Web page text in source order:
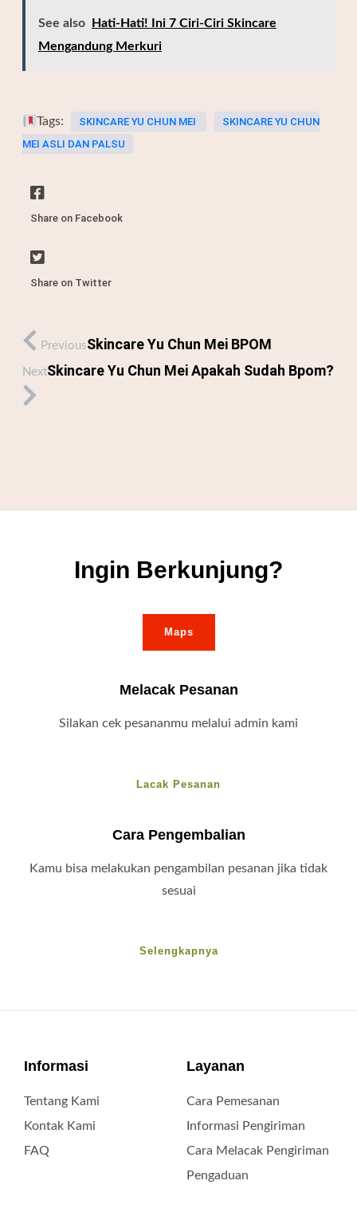
See also
Hati-Hati! Ini 7 Ciri-Ciri Skincare
Mengandung Merkuri
Tags: SKINCARE YU CHUN MEI
SKINCARE YU CHUN
MEI ASLI DAN PALSU
Share on Facebook
Share on Twitter
PreviousSkincare Yu Chun Mei BPOM
NextSkincare Yu Chun Mei Apakah Sudah Bpom?
Ingin Berkunjung?
Maps
Melacak Pesanan
Silakan cek pesananmu melalui admin kami
Lacak Pesanan
Cara Pengembalian
Kamu bisa melakukan pengambilan pesanan jika tidak
sesuai
Selengkapnya
Informasi
Tentang Kami
Kontak Kami
FAQ
Layanan
Cara Pemesanan
Informasi Pengiriman
Cara Melacak Pengiriman
Pengaduan